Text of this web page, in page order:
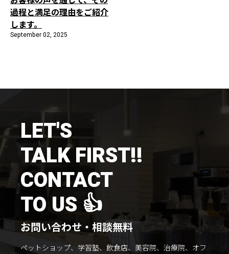
過程と満足の理由をご紹介
します。
September 02, 2025
LET'S
TALK FIRST!!
CONTACT
TO US 👍
お問い合わせ・相談無料
ペットショップ、学習塾、飲食店、美容院、治療院、オフ